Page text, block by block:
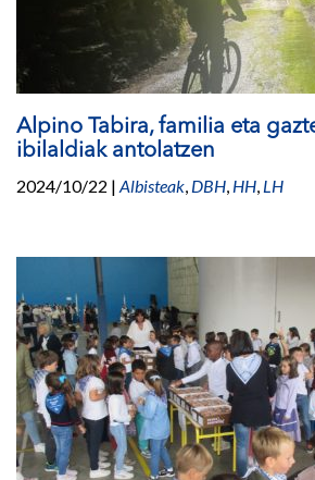
Alpino Tabira, familia eta
ibilaldiak antolatzen
2024/10/22 | Albisteak, DBH, HH, LH